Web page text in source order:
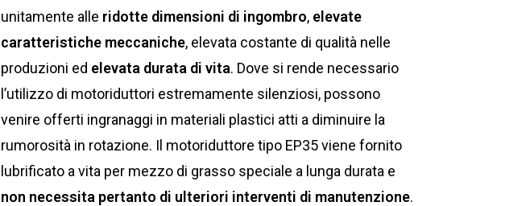
unitamente alle ridotte dimensioni di ingombro, elevate
caratteristiche meccaniche, elevata costante di qualità nelle
produzioni ed elevata durata di vita. Dove si rende necessario
l’utilizzo di motoriduttori estremamente silenziosi, possono
venire offerti ingranaggi in materiali plastici atti a diminuire la
rumorosità in rotazione. Il motoriduttore tipo EP35 viene fornito
lubrificato a vita per mezzo di grasso speciale a lunga durata e
non necessita pertanto di ulteriori interventi di manutenzione.